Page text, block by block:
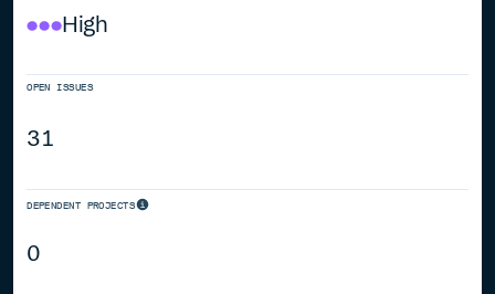
High
OPEN ISSUES
31
DEPENDENT PROJECTS
0